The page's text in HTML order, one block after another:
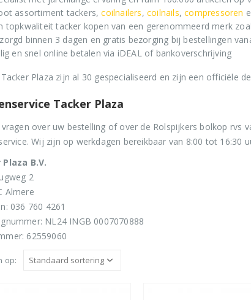
assortiment tackers,coilnailers,coilnails,compressoren
topkwaliteit tacker kopen van een gerenommeerd merk
binnen 3 dagen en gratis bezorging bij bestellingen
en snel online betalen via iDEAL of bankoverschrijving
Plaza zijn al 30 gespecialiseerd en zijn een officiële
Tacker Plaza
over uw bestelling of over de Rolspijkers bolkop rvs
Wij zijn op werkdagen bereikbaar van 8:00 tot 16:30
B.V.
2
Almere
036 760 4261
NL24 INGB 0007070888
62559060
op:
(€ 106,90incl. BTW)
Rolnagels RVS 2.5x65mm (1200st) plastic gebonden
€79,95
prijs
was:
€680,00.
prijs
is:
€565,00.
€683,65incl. BTW)
Senco Coilpro90 Coilnailer 45-90mm
€1.150,00
€1.150,00.€990,00.